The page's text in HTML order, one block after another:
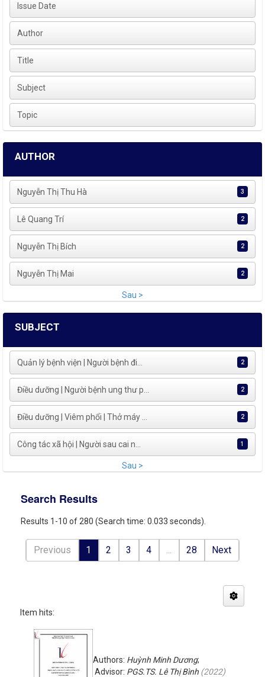
Issue Date
Author
Title
Subject
Topic
AUTHOR
Nguyễn Thị Thu Hà 3
Lê Quang Trí 2
Nguyễn Thị Bích 2
Nguyễn Thị Mai 2
Sau >
SUBJECT
Quản lý bệnh viện | Người bệnh đi... 2
Điều dưỡng | Người bệnh ung thư p... 2
Điều dưỡng | Viêm phổi | Thở máy ... 2
Công tác xã hội | Người sau cai n... 1
Sau >
Search Results
Results 1-10 of 280 (Search time: 0.033 seconds).
Previous 1 2 3 4 ... 28 Next
Item hits:
Authors: Huỳnh Minh Dương;
Advisor: PGS.TS. Lê Thị Bình (2022)